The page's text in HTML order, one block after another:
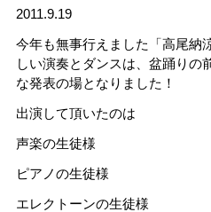
2011.9.19
今年も無事行えました「高尾納
しい演奏とダンスは、盆踊りの
な発表の場となりました！
出演して頂いたのは
声楽の生徒様
ピアノの生徒様
エレクトーンの生徒様